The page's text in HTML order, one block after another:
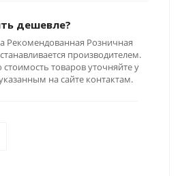
дешевле?
Рекомендованная Розничная
производителем.
товаров уточняйте у
на сайте контактам.